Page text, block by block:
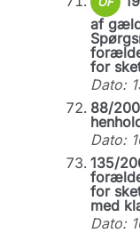
af
for
Dato:
88/
Dato:
135/
for
med
Dato: